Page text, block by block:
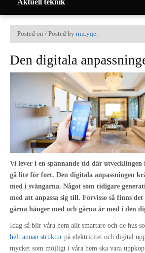
Aktuell teknik
Teknik
Mekanik
Företag
Om oss
Kontakta oss
Posted on / Posted by rnn.yqe.
Den digitala
Vi lever i en spännande tid där utvecklingen
gå lite för fort. Den digitala anpassningen
med i svängarna. Något som tidigare
med att anpassa sig till. Förvisso så finns det
gärna hänger med och gärna är med i den
Idag så blir våra hem allt smartare och de hus
helt annan struktur på elektricitet och digital
mycket som möjligt i våra hem ska vara